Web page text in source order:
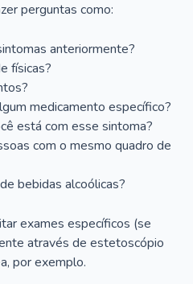
perguntas como:
anteriormente?
físicas?
medicamento específico?
está com esse sintoma?
com o mesmo quadro de
bebidas alcoólicas?
exames específicos (se
através de estetoscópio
por exemplo.